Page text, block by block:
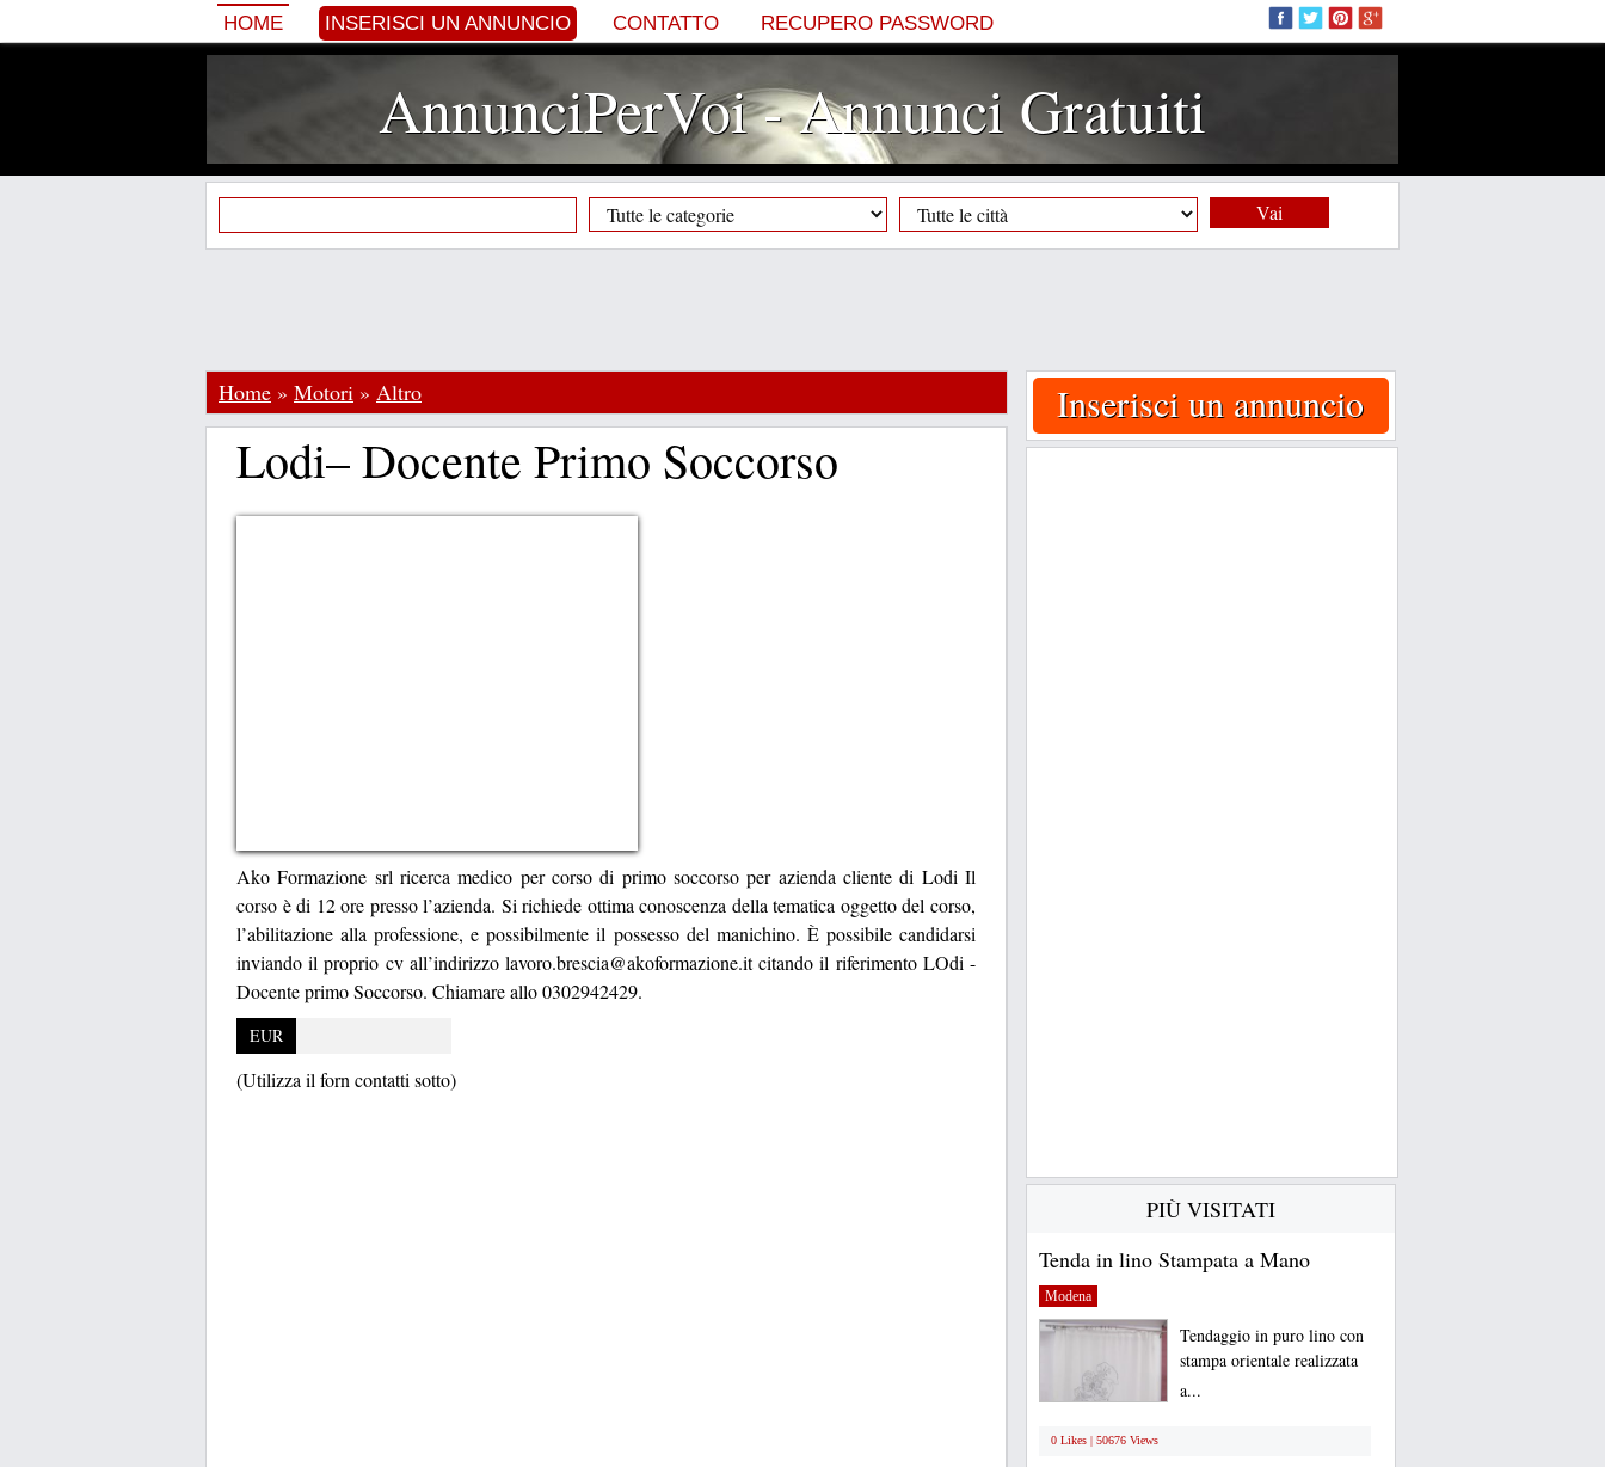
HOME INSERISCI UN ANNUNCIO CONTATTO RECUPERO PASSWORD
AnnunciPerVoi - Annunci Gratuiti
Vai
Home » Motori » Altro
Lodi– Docente Primo Soccorso
Ako Formazione srl ricerca medico per corso di primo soccorso per azienda cliente di Lodi Il
corso è di 12 ore presso l’azienda. Si richiede ottima conoscenza della tematica oggetto del corso,
l’abilitazione alla professione, e possibilmente il possesso del manichino. È possibile candidarsi
inviando il proprio cv all’indirizzo lavoro.brescia@akoformazione.it citando il riferimento LOdi -
Docente primo Soccorso. Chiamare allo 0302942429.
EUR
(Utilizza il forn contatti sotto)
Inserisci un annuncio
PIÙ VISITATI
Tenda in lino Stampata a Mano
Modena
Tendaggio in puro lino con
stampa orientale realizzata
a...
0 Likes | 50676 Views